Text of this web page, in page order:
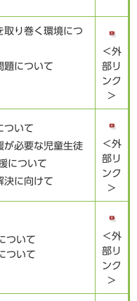
り巻く環境につ
について
＜外
部リ
ンク
＞
いて
必要な児童生徒
について
に向けて​
＜外
部リ
ンク
＞
ついて
ついて
＜外
部リ
ンク
＞